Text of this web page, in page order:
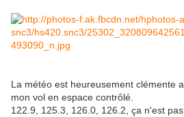
La météo est heureusement clémente
mon vol en espace contrôlé.
122.9, 125.3, 126.0, 126.2, ça n'est